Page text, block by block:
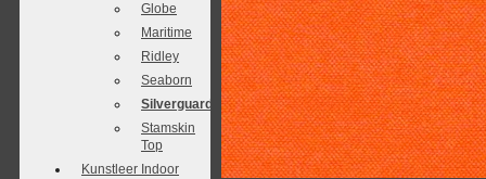
Globe
Maritime
Ridley
Seaborn
Silverguard
Stamskin
Top
Kunstleer Indoor